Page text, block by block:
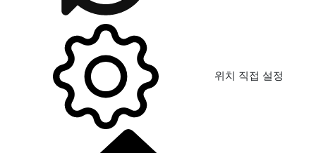
위치 직접 설정